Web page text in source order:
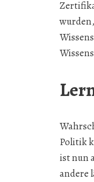
Politik
ist nun
andere